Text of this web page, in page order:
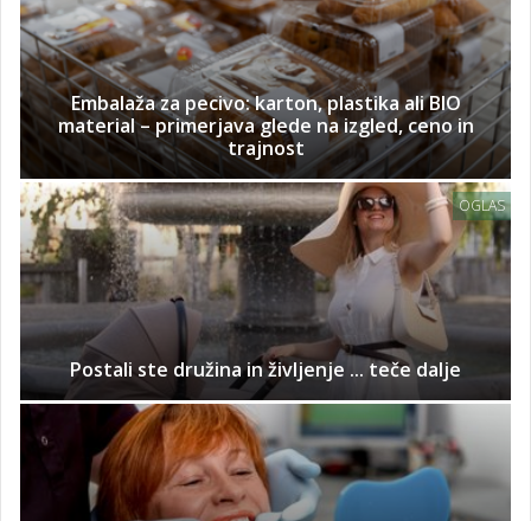
Embalaža za pecivo: karton, plastika ali BIO
material – primerjava glede na izgled, ceno in
trajnost
OGLAS
Postali ste družina in življenje ... teče dalje